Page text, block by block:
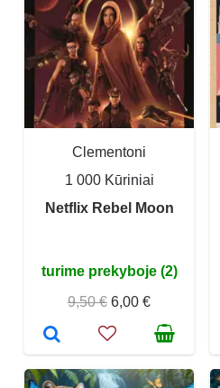
Clementoni
1 000 Kūriniai
Netflix Rebel Moon
turime prekyboje (2)
9,50 € 6,00 €